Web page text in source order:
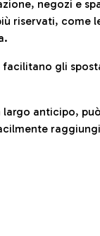
negozi e
riservati, come
facilitano gli
anticipo,